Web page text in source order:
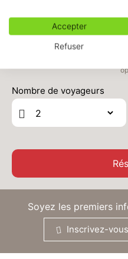
21
Retour le
24/09/2026
Nombre de voyageurs
Soyez les premiers
Inscrivez-
Accepter
Refuser